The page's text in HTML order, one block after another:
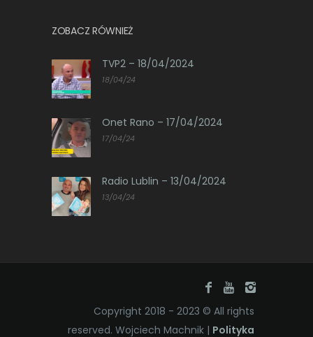
ZOBACZ RÓWNIEŻ
TVP2 – 18/04/2024
18/04/24
Onet Rano – 17/04/2024
17/04/24
Radio Lublin – 13/04/2024
13/04/24
Copyright 2018 - 2023 © All rights
reserved. Wojciech Machnik | Polityka